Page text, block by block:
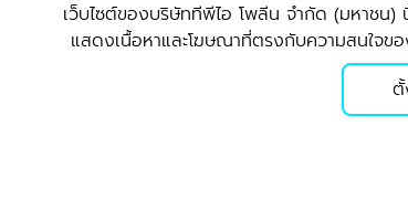
5090
ปุ๋ยเม็ดและสารปรับสภาพดิ
ผลิตภัณฑ์สำหรับสัตว์บก
ผลิตภัณฑ์สำหรับสัตว์น้ำ
เว็บไซต์ของบริษัททีพีไอ โพลีน จํากัด (มหาชน)
แสดงเนื้อหาและโฆษณาที่ตรงกับความสนใจข
ตั้